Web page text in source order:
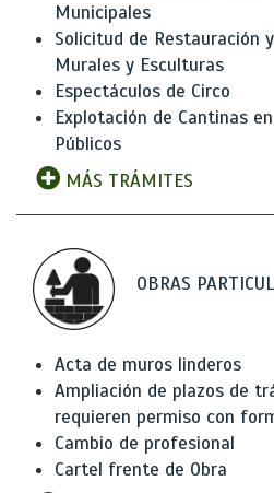
Municipales
Solicitud de Restauración
Murales y Esculturas
Espectáculos de Circo
Explotación de Cantinas
Públicos
MÁS TRÁMITES
OBRAS
Acta de muros linderos
Ampliación de plazos de
requieren permiso con
Cambio de profesional
Cartel frente de Obra